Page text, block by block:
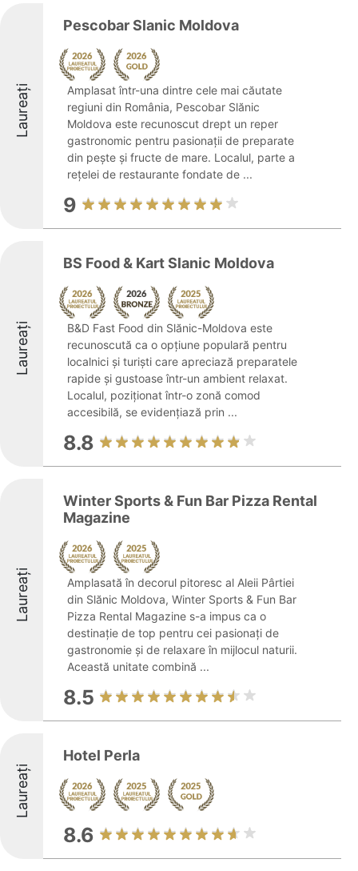
Laureați
Pescobar Slanic Moldova
Amplasat într-una dintre cele mai căutate
regiuni din România, Pescobar Slănic
Moldova este recunoscut drept un reper
gastronomic pentru pasionații de preparate
din pește și fructe de mare. Localul, parte a
rețelei de restaurante fondate de ...
9
Laureați
BS Food & Kart Slanic Moldova
B&D Fast Food din Slănic-Moldova este
recunoscută ca o opțiune populară pentru
localnici și turiști care apreciază preparatele
rapide și gustoase într-un ambient relaxat.
Localul, poziționat într-o zonă comod
accesibilă, se evidențiază prin ...
8.8
Laureați
Winter Sports & Fun Bar Pizza Rental
Magazine
Amplasată în decorul pitoresc al Aleii Pârtiei
din Slănic Moldova, Winter Sports & Fun Bar
Pizza Rental Magazine s-a impus ca o
destinație de top pentru cei pasionați de
gastronomie și de relaxare în mijlocul naturii.
Această unitate combină ...
8.5
Laureați
Hotel Perla
8.6